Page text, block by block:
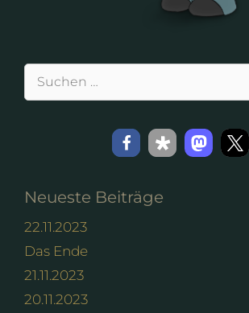
Suchen
Neueste Beiträge
22.11.2023
Das Ende
21.11.2023
20.11.2023